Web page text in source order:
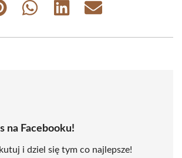
Share
Share
Share
na Facebooku!
i dziel się tym co najlepsze!